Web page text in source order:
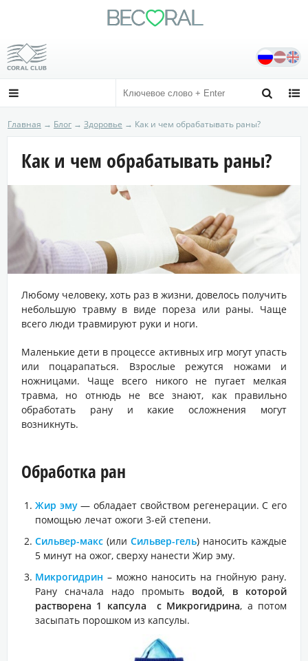
BECRAL
Сайт независимого дистрибьютора
Официальный сайт coral-club.com
 

Главная → Блог → Здоровье → Как и чем обрабатывать раны?
Как и чем обрабатывать раны?
Любому человеку, хоть раз в жизни, довелось получить
небольшую травму в виде пореза или раны. Чаще
всего люди травмируют руки и ноги.
Маленькие дети в процессе активных игр могут упасть
или поцарапаться. Взрослые режутся ножами и
ножницами. Чаще всего никого не пугает мелкая
травма, но отнюдь не все знают, как правильно
обработать рану и какие осложнения могут
возникнуть.
Обработка ран
Жир эму— обладает свойством регенерации. С его
помощью лечат ожоги 3-ей степени.
Сильвер-макс (или Сильвер-гель) наносить каждые
5 минут на ожог, сверху нанести Жир эму.
Микрогидрин – можно наносить на гнойную рану.
Рану сначала надо промыть водой, в которой
растворена 1 капсула с Микрогидрина, а потом
засыпать порошком из капсулы.